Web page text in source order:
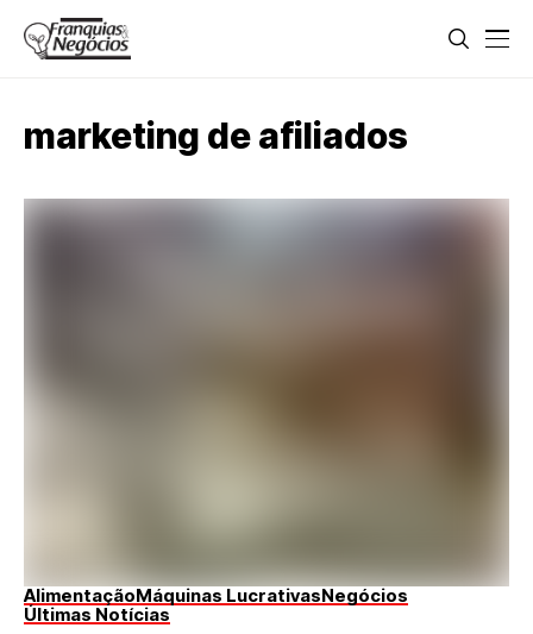
marketing de afiliados
AlimentaçãoMáquinas LucrativasNegócios
Últimas Notícias